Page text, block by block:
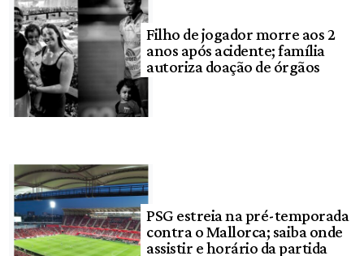
Filho de jogador morre aos 2
anos após acidente; família
autoriza doação de órgãos
PSG estreia na pré-temporada
contra o Mallorca; saiba onde
assistir e horário da partida